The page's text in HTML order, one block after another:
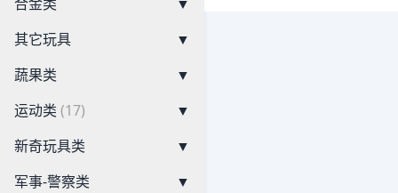
其它玩具
▼
蔬果类
▼
运动类 (17)
▼
新奇玩具类
▼
军事-警察类
▼